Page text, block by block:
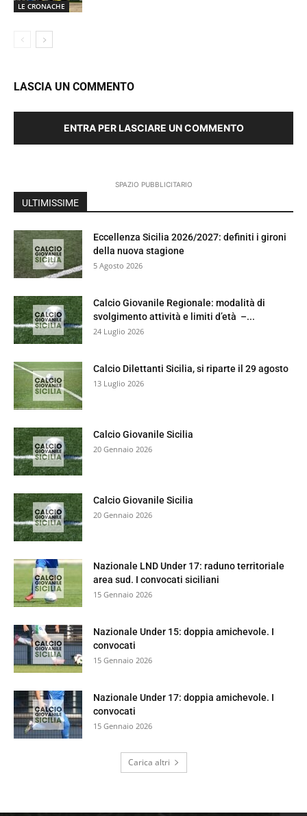
LE CRONACHE
LASCIA UN COMMENTO
ENTRA PER LASCIARE UN COMMENTO
SPAZIO PUBBLICITARIO
ULTIMISSIME
Eccellenza Sicilia 2026/2027: definiti i gironi
della nuova stagione
5 Agosto 2026
Calcio Giovanile Regionale: modalità di
svolgimento attività e limiti d’età –...
24 Luglio 2026
Calcio Dilettanti Sicilia, si riparte il 29 agosto
13 Luglio 2026
Calcio Giovanile Sicilia
20 Gennaio 2026
Calcio Giovanile Sicilia
20 Gennaio 2026
Nazionale LND Under 17: raduno territoriale
area sud. I convocati siciliani
15 Gennaio 2026
Nazionale Under 15: doppia amichevole. I
convocati
15 Gennaio 2026
Nazionale Under 17: doppia amichevole. I
convocati
15 Gennaio 2026
Carica altri